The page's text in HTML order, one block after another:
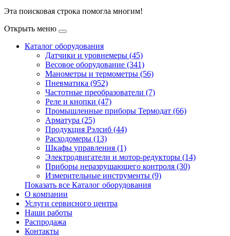
Эта поисковая строка помогла многим!
Открыть меню
Каталог оборудования
Датчики и уровнемеры (45)
Весовое оборудование (341)
Манометры и термометры (56)
Пневматика (952)
Частотные преобразователи (7)
Реле и кнопки (47)
Промышленные приборы Термодат (66)
Арматура (25)
Продукция Рэлсиб (44)
Расходомеры (13)
Шкафы управления (1)
Электродвигатели и мотор-редукторы (14)
Приборы неразрушающего контроля (30)
Измерительные инструменты (9)
Показать все Каталог оборудования
О компании
Услуги сервисного центра
Наши работы
Распродажа
Контакты